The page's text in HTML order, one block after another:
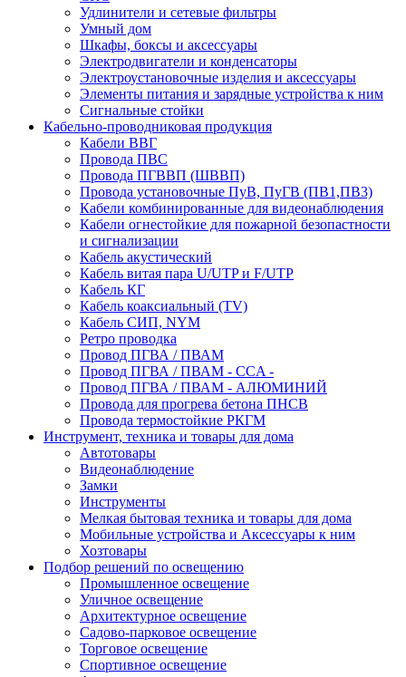
Удлинители и сетевые фильтры
Умный дом
Шкафы, боксы и аксессуары
Электродвигатели и конденсаторы
Электроустановочные изделия и аксессуары
Элементы питания и зарядные устройства к ним
Сигнальные стойки
Кабельно-проводниковая продукция
Кабели ВВГ
Провода ПВС
Провода ПГВВП (ШВВП)
Провода установочные ПуВ, ПуГВ (ПВ1,ПВ3)
Кабели комбинированные для видеонаблюдения
Кабели огнестойкие для пожарной безопастности
и сигнализации
Кабель акустический
Кабель витая пара U/UTP и F/UTP
Кабель КГ
Кабель коаксиальный (TV)
Кабель СИП, NYM
Ретро проводка
Провод ПГВА / ПВАМ
Провод ПГВА / ПВАМ - CCA -
Провод ПГВА / ПВАМ - АЛЮМИНИЙ
Провода для прогрева бетона ПНСВ
Провода термостойкие РКГМ
Инструмент, техника и товары для дома
Автотовары
Видеонаблюдение
Замки
Инструменты
Мелкая бытовая техника и товары для дома
Мобильные устройства и Аксессуары к ним
Хозтовары
Подбор решений по освещению
Промышленное освещение
Уличное освещение
Архитектурное освещение
Садово-парковое освещение
Торговое освещение
Спортивное освещение